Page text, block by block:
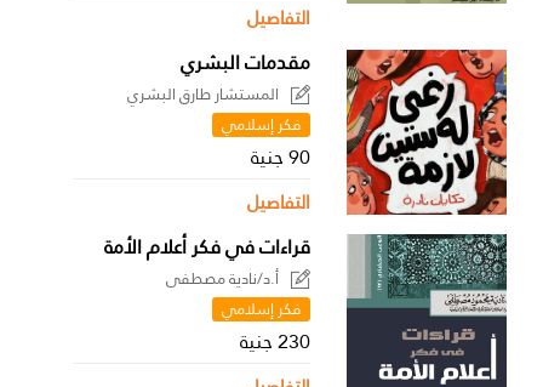
التفاصيل
مقدمات البشري
المستشار طارق البشري
فكر إسلامي
90 جنية
التفاصيل
قراءات في فكر أعلام الأمة
أ.د/نادية مصطفى
فكر إسلامي
230 جنية